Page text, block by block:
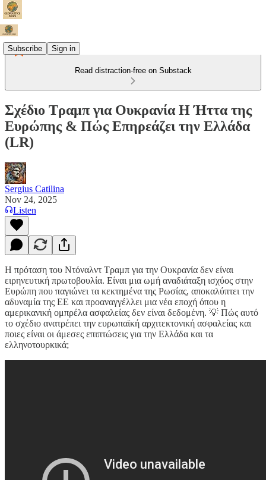
Subscribe Sign in
Read distraction-free on Substack
Σχέδιο Τραμπ για Ουκρανία Η Ήττα της
Ευρώπης & Πώς Επηρεάζει την Ελλάδα
(LR)
Sergius Catilina
Nov 24, 2025
Listen
Η πρόταση του Ντόναλντ Τραμπ για την Ουκρανία δεν είναι
ειρηνευτική πρωτοβουλία. Είναι μια ωμή αναδιάταξη ισχύος στην
Ευρώπη που παγιώνει τα κεκτημένα της Ρωσίας, αποκαλύπτει την
αδυναμία της ΕΕ και προαναγγέλλει μια νέα εποχή όπου η
αμερικανική ομπρέλα ασφαλείας δεν είναι δεδομένη. 💡 Πώς αυτό
το σχέδιο ανατρέπει την ευρωπαϊκή αρχιτεκτονική ασφαλείας και
ποιες είναι οι άμεσες επιπτώσεις για την Ελλάδα και τα
ελληνοτουρκικά;